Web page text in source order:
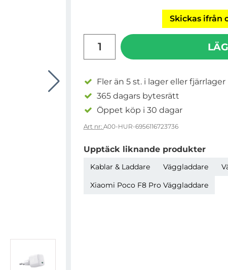
Skickas ifrån
Fler än 5 st. i lager eller fjärrlager
365 dagars bytesrätt
Öppet köp i 30 dagar
Art nr: A00-HUR-6956116723736
Upptäck liknande produkter
Kablar & Laddare Väggladdare
Xiaomi Poco F8 Pro Väggladdare